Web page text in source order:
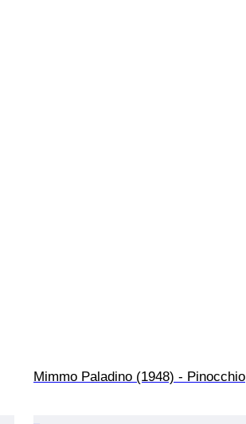
Mimmo Paladino (1948) - Pinocchio